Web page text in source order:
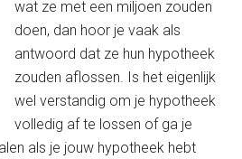
wat ze met een miljoen zouden
doen, dan hoor je vaak als
antwoord dat ze hun hypotheek
zouden aflossen. Is het eigenlijk
wel verstandig om je hypotheek
volledig af te lossen of ga je
als je jouw hypotheek hebt